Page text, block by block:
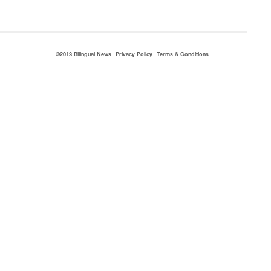
©2013 Bilingual News Privacy Policy Terms & Conditions